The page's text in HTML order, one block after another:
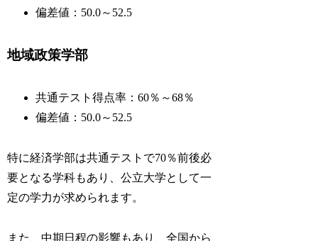
偏差値：50.0～52.5
地域政策学部
共通テスト得点率：60％～68％
偏差値：50.0～52.5
特に経済学部は共通テストで70％前後必
要となる学科もあり、公立大学として一
定の学力が求められます。
また、中期日程の影響もあり、全国から